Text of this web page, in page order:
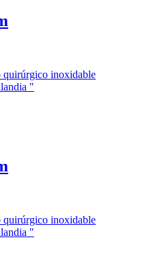
quirúrgico inoxidable
"
quirúrgico inoxidable
"